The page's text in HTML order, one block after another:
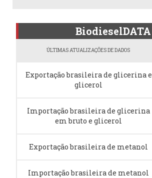
BiodieselDATA
ÚLTIMAS ATUALIZAÇÕES DE DADOS
Exportação brasileira de glicerina e
glicerol
Importação brasileira de glicerina
em bruto e glicerol
Exportação brasileira de metanol
Importação brasileira de metanol